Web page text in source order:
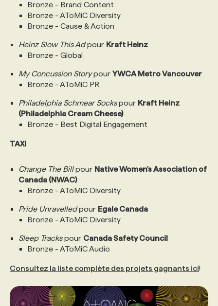
Bronze - Brand Content
Bronze - AToMiC Diversity
Bronze - Cause & Action
Heinz Slow This Adpour Kraft Heinz
Bronze - Global
My Concussion Storypour YWCA Metro Vancouver
Bronze - AToMiC PR
Philadelphia Schmear Sockspour Kraft Heinz
(Philadelphia Cream Cheese)
Bronze - Best Digital Engagement
TAXI
Change The Billpour Native Women's Association of
Canada (NWAC)
Bronze - AToMiC Diversity
Pride Unravelledpour Egale Canada
Bronze - AToMiC Diversity
Sleep Trackspour Canada Safety Council
Bronze - AToMiC Audio
Consultez la liste complète des projets gagnants ici!